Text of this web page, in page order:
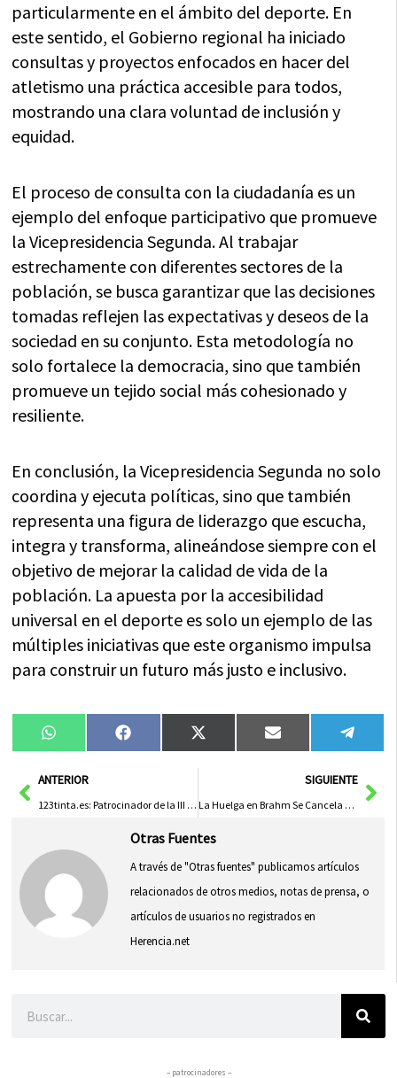
particularmente en el ámbito del deporte. En
este sentido, el Gobierno regional ha iniciado
consultas y proyectos enfocados en hacer del
atletismo una práctica accesible para todos,
mostrando una clara voluntad de inclusión y
equidad.
El proceso de consulta con la ciudadanía es un
ejemplo del enfoque participativo que promueve
la Vicepresidencia Segunda. Al trabajar
estrechamente con diferentes sectores de la
población, se busca garantizar que las decisiones
tomadas reflejen las expectativas y deseos de la
sociedad en su conjunto. Esta metodología no
solo fortalece la democracia, sino que también
promueve un tejido social más cohesionado y
resiliente.
En conclusión, la Vicepresidencia Segunda no solo
coordina y ejecuta políticas, sino que también
representa una figura de liderazgo que escucha,
integra y transforma, alineándose siempre con el
objetivo de mejorar la calidad de vida de la
población. La apuesta por la accesibilidad
universal en el deporte es solo un ejemplo de las
múltiples iniciativas que este organismo impulsa
para construir un futuro más justo e inclusivo.
Compartir
en
WhatsAppCompartir
en
FacebookCompartir
en
X
(Twitter)
Compartir
en
Email
en
AntANTERIOR
123tinta.es: Patrocinador de la III Marcha Solidaria Down en Guadalajara
SIGUIENTE
La Huelga en Brahm Se Cancela Tras Firmar Nuevo Convenio Colectivo
Otras Fuentes
A través de "Otras fuentes" publicamos artículos
relacionados de otros medios, notas de prensa, o
artículos de usuarios no registrados en
Herencia.net
– patrocinadores –